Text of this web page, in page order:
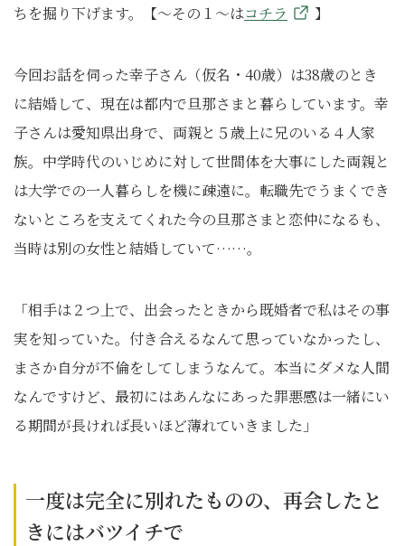
ちを掘り下げます。【～その１～はコチラ 】
今回お話を伺った幸子さん（仮名・40歳）は38歳のとき
に結婚して、現在は都内で旦那さまと暮らしています。幸
子さんは愛知県出身で、両親と５歳上に兄のいる４人家
族。中学時代のいじめに対して世間体を大事にした両親と
は大学での一人暮らしを機に疎遠に。転職先でうまくでき
ないところを支えてくれた今の旦那さまと恋仲になるも、
当時は別の女性と結婚していて……。
「相手は２つ上で、出会ったときから既婚者で私はその事
実を知っていた。付き合えるなんて思っていなかったし、
まさか自分が不倫をしてしまうなんて。本当にダメな人間
なんですけど、最初にはあんなにあった罪悪感は一緒にい
る期間が長ければ長いほど薄れていきました」
一度は完全に別れたものの、再会したと
きにはバツイチで